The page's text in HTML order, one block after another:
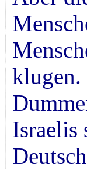
klugen.
Israelis